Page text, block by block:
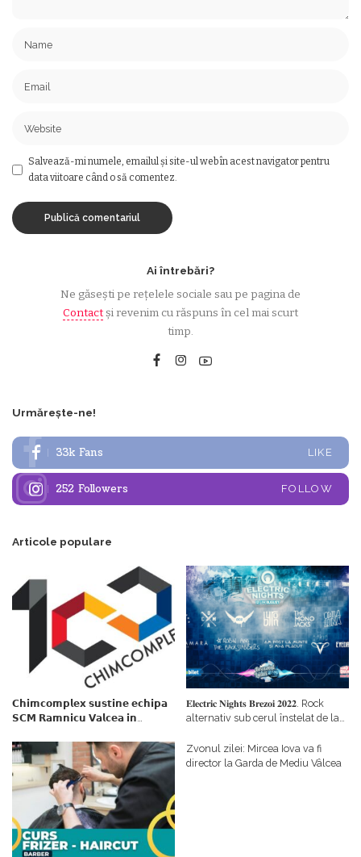
Salvează-mi numele, emailul și site-ul web în acest navigator pentru
data viitoare când o să comentez.
Ai întrebări?
Ne găsești pe rețelele sociale sau pe pagina de
Contactși revenim cu răspuns în cel mai scurt
timp.
Urmărește-ne!
33k Fans LIKE
252 Followers FOLLOW
Articole populare
𝗖𝗵𝗶𝗺𝗰𝗼𝗺𝗽𝗹𝗲𝘅 𝘀𝘂𝘀𝘁𝗶𝗻𝗲 𝗲𝗰𝗵𝗶𝗽𝗮
𝗦𝗖𝗠 𝗥𝗮𝗺𝗻𝗶𝗰𝘂 𝗩𝗮𝗹𝗰𝗲𝗮 𝗶𝗻
𝗳𝗶𝗻𝗮𝗻𝘁𝗮𝘁𝗼𝗿
𝐄𝐥𝐞𝐜𝐭𝐫𝐢𝐜 𝐍𝐢𝐠𝐡𝐭𝐬 𝐁𝐫𝐞𝐳𝐨𝐢 𝟐𝟎𝟐𝟐. Rock
alternativ sub cerul înstelat de la
Zvonul zilei: Mircea Iova va fi
director la Garda de Mediu Vâlcea